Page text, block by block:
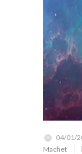
04/01/
Machet